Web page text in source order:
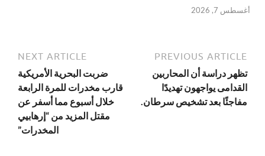
أغسطس 7, 2026
PREVIOUS ARTICLE
تظهر دراسة أن المحاربين
القدامى يواجهون تهديدًا
مفاجئًا بعد تشخيص سرطان.
NEXT ARTICLE
ضربت البحرية الأمريكية
قارب مخدرات للمرة الرابعة
خلال أسبوع مما أسفر عن
مقتل المزيد من “إرهابيي
المخدرات”